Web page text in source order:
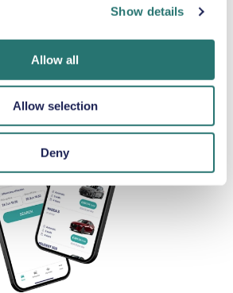
Show details
Allow all
Allow selection
Deny
dal tuo telefono
con la nostra app.
documenti
direttamente